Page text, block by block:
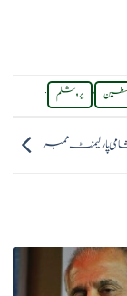
, یروشلم .
پارلیمنٹ ممبر